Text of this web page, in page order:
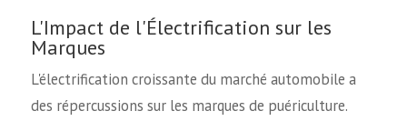
L'Impact de l'Électrification sur les
Marques
L'électrification croissante du marché automobile a
des répercussions sur les marques de puériculture.